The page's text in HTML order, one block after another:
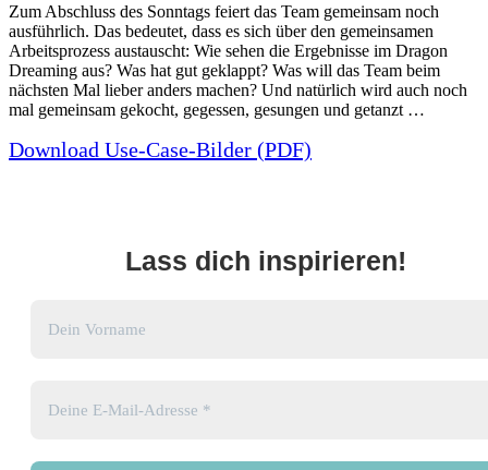
Zum Abschluss des Sonntags feiert das Team gemeinsam noch
ausführlich. Das bedeutet, dass es sich über den gemeinsamen
Arbeitsprozess austauscht: Wie sehen die Ergebnisse im Dragon
Dreaming aus? Was hat gut geklappt? Was will das Team beim
nächsten Mal lieber anders machen? Und natürlich wird auch noch
mal gemeinsam gekocht, gegessen, gesungen und getanzt …
Download Use-Case-Bilder (PDF)
Lass dich inspirieren!